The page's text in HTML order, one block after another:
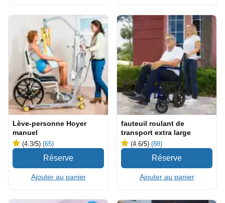
Lève-personne Hoyer
manuel
(4.3/5) (65)
Ajouter au panier
fauteuil roulant de
transport extra large
(4.6/5) (88)
Ajouter au panier